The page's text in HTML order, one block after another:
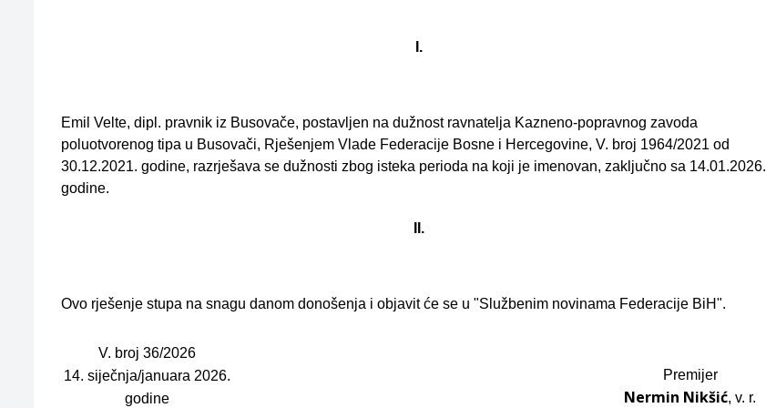
I.
Emil Velte, dipl. pravnik iz Busovače, postavljen na dužnost ravnatelja Kazneno-popravnog zavoda
poluotvorenog tipa u Busovači, Rješenjem Vlade Federacije Bosne i Hercegovine, V. broj 1964/2021 od
30.12.2021. godine, razrješava se dužnosti zbog isteka perioda na koji je imenovan, zaključno sa 14.01.2026.
godine.
II.
Ovo rješenje stupa na snagu danom donošenja i objavit će se u "Službenim novinama Federacije BiH".
V. broj 36/2026
14. siječnja/januara 2026.
godine
Premijer
Nermin Nikšić, v. r.